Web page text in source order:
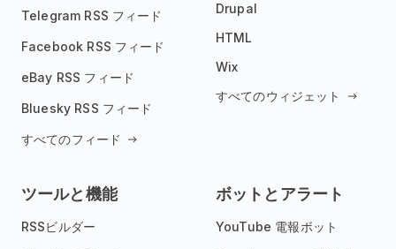
Telegram RSS フィード
Facebook RSS フィード
eBay RSS フィード
Bluesky RSS フィード
すべてのフィード
Drupal
HTML
Wix
すべてのウィジェット
ツールと機能
RSSビルダー
ボットとアラート
YouTube 電報ボット